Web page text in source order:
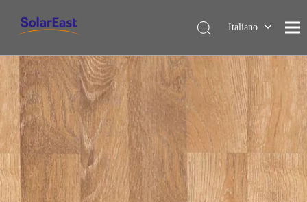
Italiano
Français
Español
Deutsch
Nederlands